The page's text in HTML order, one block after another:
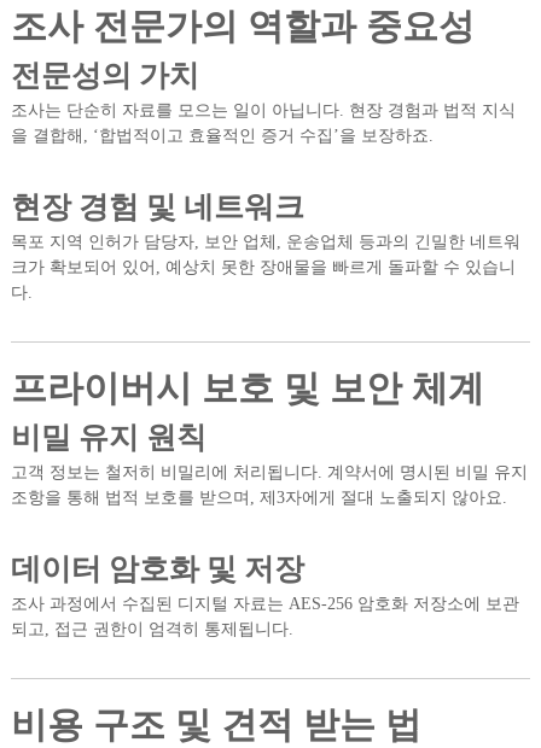
조사 전문가의 역할과 중요성
전문성의 가치
조사는 단순히 자료를 모으는 일이 아닙니다. 현장 경험과 법적 지식
을 결합해, ‘합법적이고 효율적인 증거 수집’을 보장하죠.
현장 경험 및 네트워크
목포 지역 인허가 담당자, 보안 업체, 운송업체 등과의 긴밀한 네트워
크가 확보되어 있어, 예상치 못한 장애물을 빠르게 돌파할 수 있습니
다.
프라이버시 보호 및 보안 체계
비밀 유지 원칙
고객 정보는 철저히 비밀리에 처리됩니다. 계약서에 명시된 비밀 유지
조항을 통해 법적 보호를 받으며, 제3자에게 절대 노출되지 않아요.
데이터 암호화 및 저장
조사 과정에서 수집된 디지털 자료는 AES-256 암호화 저장소에 보관
되고, 접근 권한이 엄격히 통제됩니다.
비용 구조 및 견적 받는 법